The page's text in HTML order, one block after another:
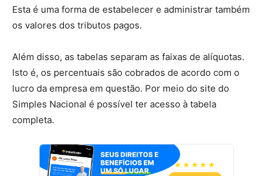
Esta é uma forma de estabelecer e administrar também
os valores dos tributos pagos.
Além disso, as tabelas separam as faixas de alíquotas.
Isto é, os percentuais são cobrados de acordo com o
lucro da empresa em questão. Por meio do site do
Simples Nacional é possível ter acesso à tabela
completa.